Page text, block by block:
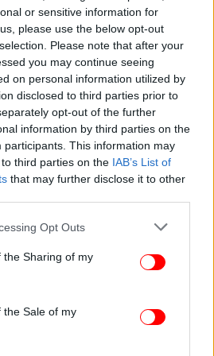
or sensitive information for
please use the below opt-out
Please note that after your
you may continue seeing
on personal information utilized by
disclosed to third parties prior to
opt-out of the further
information by third parties on the
participants. This information may
third parties on the IAB’s List of
that may further disclose it to other
app uses one or more Google
usage behaviour. You may click to
Google and its third-party tags to
purposes in below Google
Opt Outs
the Sharing of my
the Sale of my